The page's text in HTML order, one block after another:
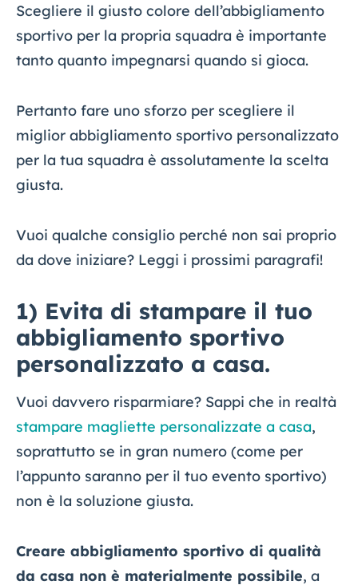
Scegliere il giusto colore dell’abbigliamento
sportivo per la propria squadra è importante
tanto quanto impegnarsi quando si gioca.
Pertanto fare uno sforzo per scegliere il
miglior abbigliamento sportivo personalizzato
per la tua squadra è assolutamente la scelta
giusta.
Vuoi qualche consiglio perché non sai proprio
da dove iniziare? Leggi i prossimi paragrafi!
1) Evita di stampare il tuo
abbigliamento sportivo
personalizzato a casa.
Vuoi davvero risparmiare? Sappi che in realtà
stampare magliette personalizzate a casa,
soprattutto se in gran numero (come per
l’appunto saranno per il tuo evento sportivo)
non è la soluzione giusta.
Creare abbigliamento sportivo di qualità
da casa non è materialmente possibile, a